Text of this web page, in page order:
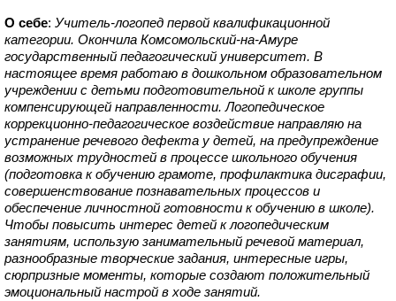
О себе: Учитель-логопед первой квалификационной
категории. Окончила Комсомольский-на-Амуре
государственный педагогический университет. В
настоящее время работаю в дошкольном образовательном
учреждении с детьми подготовительной к школе группы
компенсирующей направленности. Логопедическое
коррекционно-педагогическое воздействие направляю на
устранение речевого дефекта у детей, на предупреждение
возможных трудностей в процессе школьного обучения
(подготовка к обучению грамоте, профилактика дисграфии,
совершенствование познавательных процессов и
обеспечение личностной готовности к обучению в школе).
Чтобы повысить интерес детей к логопедическим
занятиям, использую занимательный речевой материал,
разнообразные творческие задания, интересные игры,
сюрпризные моменты, которые создают положительный
эмоциональный настрой в ходе занятий.